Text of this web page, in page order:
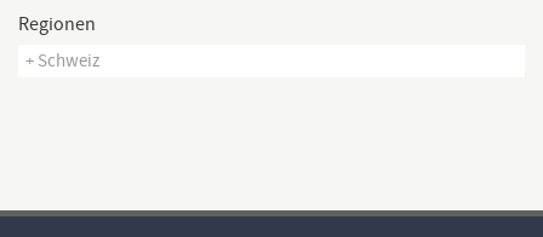
Regionen
+ Schweiz